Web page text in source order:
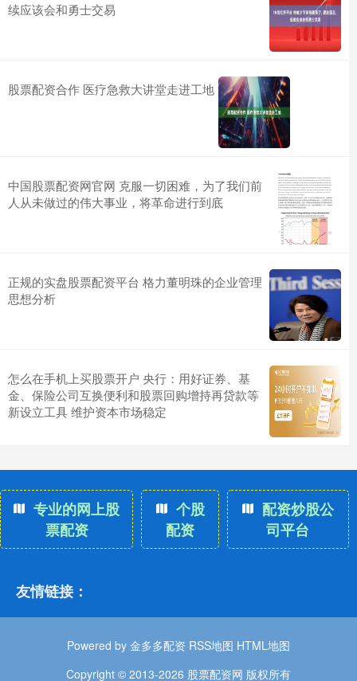
续应该会和勇士交易
股票配资合作 医疗急救大讲堂走进工地
中国股票配资网官网 克服一切困难，为了我们前
人从未做过的伟大事业，将革命进行到底
正规的实盘股票配资平台 格力董明珠的企业管理
思想分析
怎么在手机上买股票开户 央行：用好证券、基
金、保险公司互换便利和股票回购增持再贷款等
新设立工具 维护资本市场稳定
专业的网上股
票配资
个股
配资
配资炒股公
司平台
友情链接：
Powered by 金多多配资 RSS地图 HTML地图
Copyright © 2013-2026 股票配资网 版权所有